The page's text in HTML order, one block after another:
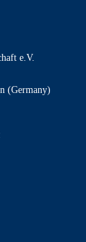
e.V.
(Germany)